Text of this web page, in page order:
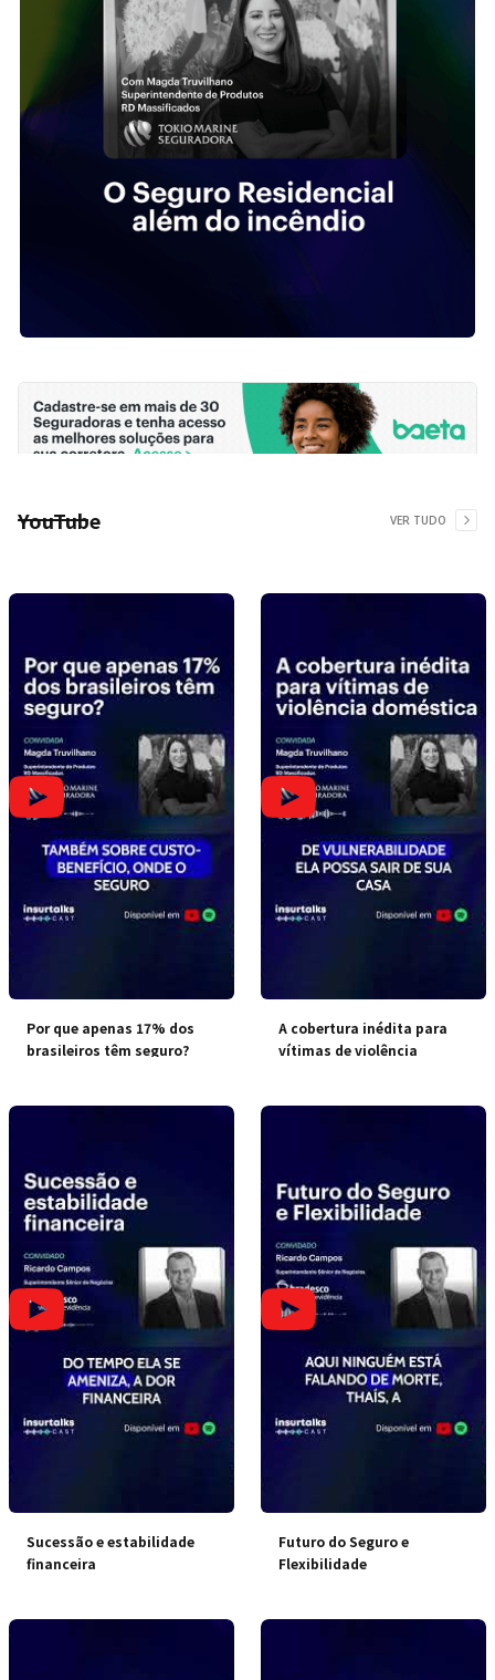
YouTube VER TUDO
Por que apenas 17% dos
brasileiros têm seguro?
A cobertura inédita para
vítimas de violência
Sucessão e estabilidade
financeira
Futuro do Seguro e
Flexibilidade